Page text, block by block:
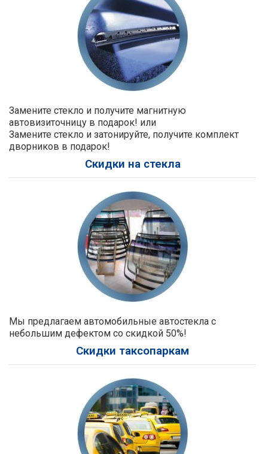
Замените стекло и получите магнитную
автовизиточницу в подарок! или
Замените стекло и затонируйте, получите комплект
дворников в подарок!
Скидки на стекла
Мы предлагаем автомобильные автостекла с
небольшим дефектом со скидкой 50%!
Скидки таксопаркам